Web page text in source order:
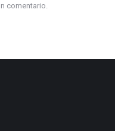
comentario.